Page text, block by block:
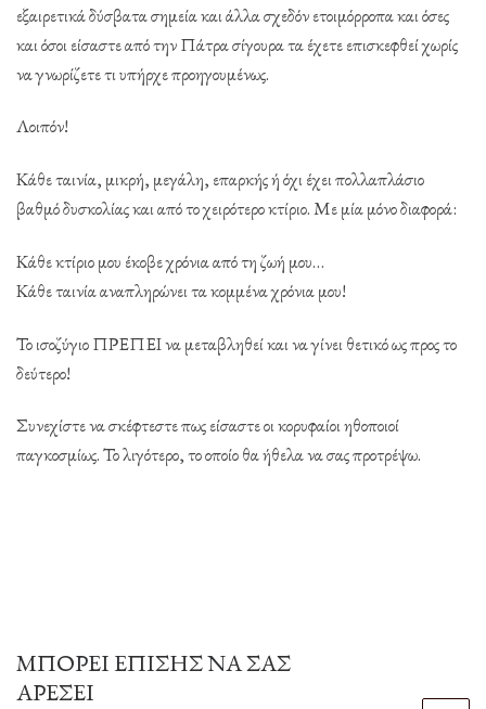
εξαιρετικά δύσβατα σημεία και άλλα σχεδόν ετοιμόρροπα και όσες
και όσοι είσαστε από την Πάτρα σίγουρα τα έχετε επισκεφθεί χωρίς
να γνωρίζετε τι υπήρχε προηγουμένως.
Λοιπόν!
Κάθε ταινία, μικρή, μεγάλη, επαρκής ή όχι έχει πολλαπλάσιο
βαθμό δυσκολίας και από το χειρότερο κτίριο. Με μία μόνο διαφορά:
Κάθε κτίριο μου έκοβε χρόνια από τη ζωή μου…
Κάθε ταινία αναπληρώνει τα κομμένα χρόνια μου!
Το ισοζύγιο ΠΡΕΠΕΙ να μεταβληθεί και να γίνει θετικό ως προς το
δεύτερο!
Συνεχίστε να σκέφτεστε πως είσαστε οι κορυφαίοι ηθοποιοί
παγκοσμίως. Το λιγότερο, το οποίο θα ήθελα να σας προτρέψω.
ΜΠΟΡΕΊ ΕΠΊΣΗΣ ΝΑ ΣΑΣ
ΑΡΈΣΕΙ